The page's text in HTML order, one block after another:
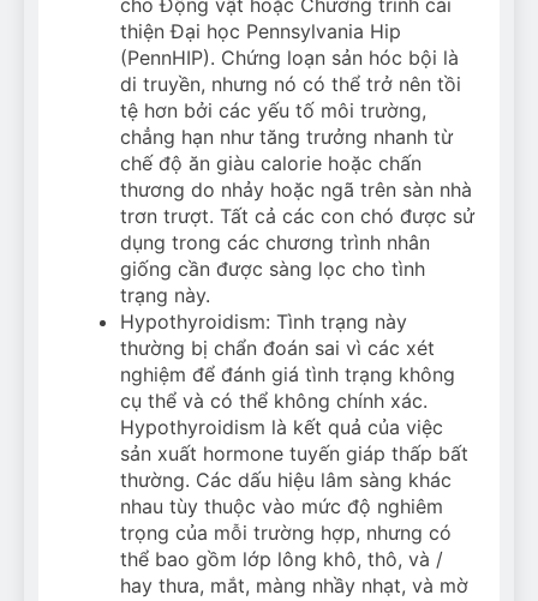
thiện Đại học Pennsylvania Hip
(PennHIP). Chứng loạn sản hóc bội là
di truyền, nhưng nó có thể trở nên tồi
tệ hơn bởi các yếu tố môi trường,
chẳng hạn như tăng trưởng nhanh từ
chế độ ăn giàu calorie hoặc chấn
thương do nhảy hoặc ngã trên sàn nhà
trơn trượt. Tất cả các con chó được sử
dụng trong các chương trình nhân
giống cần được sàng lọc cho tình
trạng này.
Hypothyroidism: Tình trạng này
thường bị chẩn đoán sai vì các xét
nghiệm để đánh giá tình trạng không
cụ thể và có thể không chính xác.
Hypothyroidism là kết quả của việc
sản xuất hormone tuyến giáp thấp bất
thường. Các dấu hiệu lâm sàng khác
nhau tùy thuộc vào mức độ nghiêm
trọng của mỗi trường hợp, nhưng có
thể bao gồm lớp lông khô, thô, và /
hay thưa, mắt, màng nhầy nhạt, và mờ